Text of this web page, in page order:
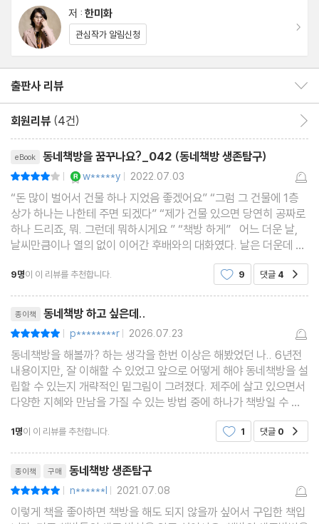
“하고 싶은 일을 나만의 방식으로 해보겠다는 마음, 취향을 공유할
공간을 찾으려는 마음이 모여 동네책방의 기폭제가 되었다. 책방이
03 동네책방 존재 이유
“내가 좋아하는 것을 여기 모인 이들도 좋아한다. 지친 마음은 쉴 자
리를 얻는다. 그곳에 누군가와 연결되기를 바라는 마음들이 모여든
다. 책방은 이런 이들이 함께 모여 이루는 마음의 고향이다. 동네책
방은 그런 곳이다. 우리 동네에 작은 책방이 있어야 하는 이유는 이
것으로 충분하다.”
04 책방으로 먹고 살 수 있을까?
“우리에게도 책이 무섭게 팔리던 시절이 있었다. 지금은 아니다. 이
미 책은 올드 미디어 취급을 받고 있다. 골목마다 자리잡았던 책방들
이 하나둘 사라지고 있다. 정성껏 골라놓은 책을 사진만 찍고 정작
온라인 서점에서 산다면 책방은 어떻게 될까? 한 권의 책은 어디서
사나 똑같지만 정말 똑같은 걸까?”
05 생존은 과연 누구 손에 달려 있는가
저 : 한미화
관심작가 알림신청
출판사 리뷰
회원리뷰 (4건)
eBook 동네책방을 꿈꾸나요?_042 (동네책방 생존탐구)
| w*****y | 2022.07.03
“돈 많이 벌어서 건물 하나 지었음 좋겠어요” “그럼 그 건물에 1층
상가 하나는 나한테 주면 되겠다” “제가 건물 있으면 당연히 공짜로
하나 드리죠, 뭐. 그런데 뭐하시게요 ” “책방 하게” 어느 더운 날,
날씨만큼이나 열의 없이 이어간 후배와의 대화였다. 날은 더운데 일
은 쏟아지고, 이래저래 심드렁한 그 분위기에서 책방을 하겠다는 나
의 말에 얼음을 뒤적이며 음료
9명이 이 리뷰를 추천합니다. 9 댓글 4
종이책 동네책방 하고 싶은데..
| p********r | 2026.07.23
동네책방을 해볼까? 하는 생각을 한번 이상은 해봤었던 나.. 6년전
내용이지만, 잘 이해할 수 있었고 앞으로 어떻게 해야 동네책방을 설
립할 수 있는지 개략적인 밑그림이 그려졌다. 제주에 살고 있으면서
다양한 지혜와 만남을 가질 수 있는 방법 중에 하나가 책방일 수 있
다는 생각을 갖게 됐다. 많은 고민을 하게 해줘서 감사합니다!
1명이 이 리뷰를 추천합니다. 1 댓글 0
종이책 구매 동네책방 생존탐구
| n******l | 2021.07.08
이렇게 책을 좋아하면 책방을 해도 되지 않을까 싶어서 구입한 책입